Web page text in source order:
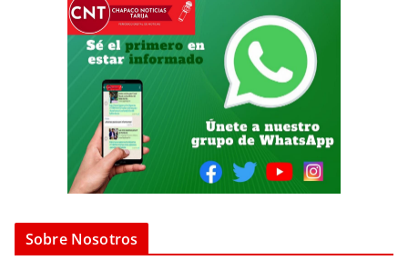
Sobre Nosotros